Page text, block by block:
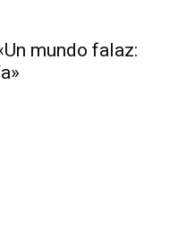
mundo falaz: